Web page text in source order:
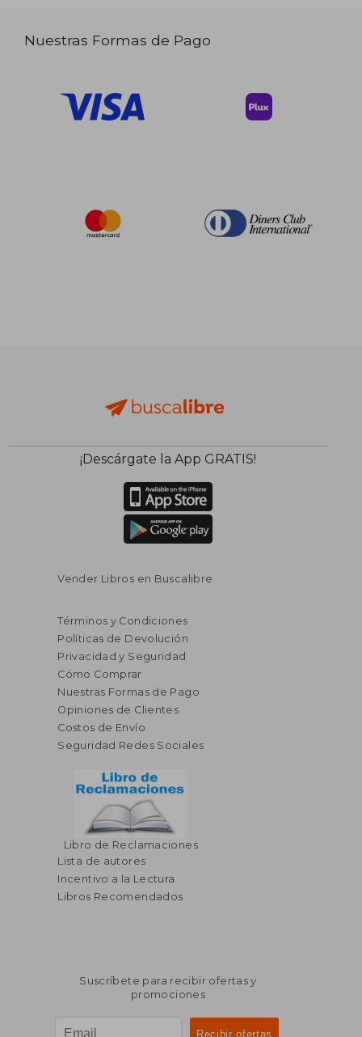
Nuestras Formas de Pago
¡Descárgate la App GRATIS!
Vender Libros en Buscalibre
Términos y Condiciones
Políticas de Devolución
Privacidad y Seguridad
Cómo Comprar
Nuestras Formas de Pago
Opiniones de Clientes
Costos de Envío
Seguridad Redes Sociales
Libro de Reclamaciones
Lista de autores
Incentivo a la Lectura
Libros Recomendados
Suscríbete para recibir ofertas y
promociones